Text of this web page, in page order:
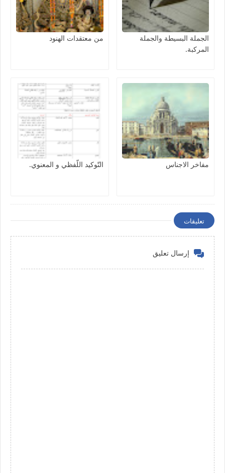
الجملة البسيطة والجملة
المركبة.
من معتقدات الهنود
مفاخر الاجناس التّوكيد اللّفظي و المعنوي.
تعليقات
إرسال تعليق